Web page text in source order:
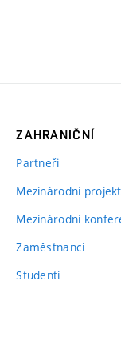
ZAHRANIČNÍ
Partneři
Mezinárodní
Mezinárodní
Zaměstnanci
Studenti